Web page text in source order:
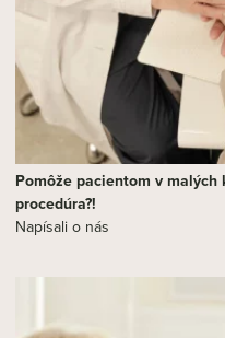
Pomôže pacientom v
procedúra?!
Napísali o nás